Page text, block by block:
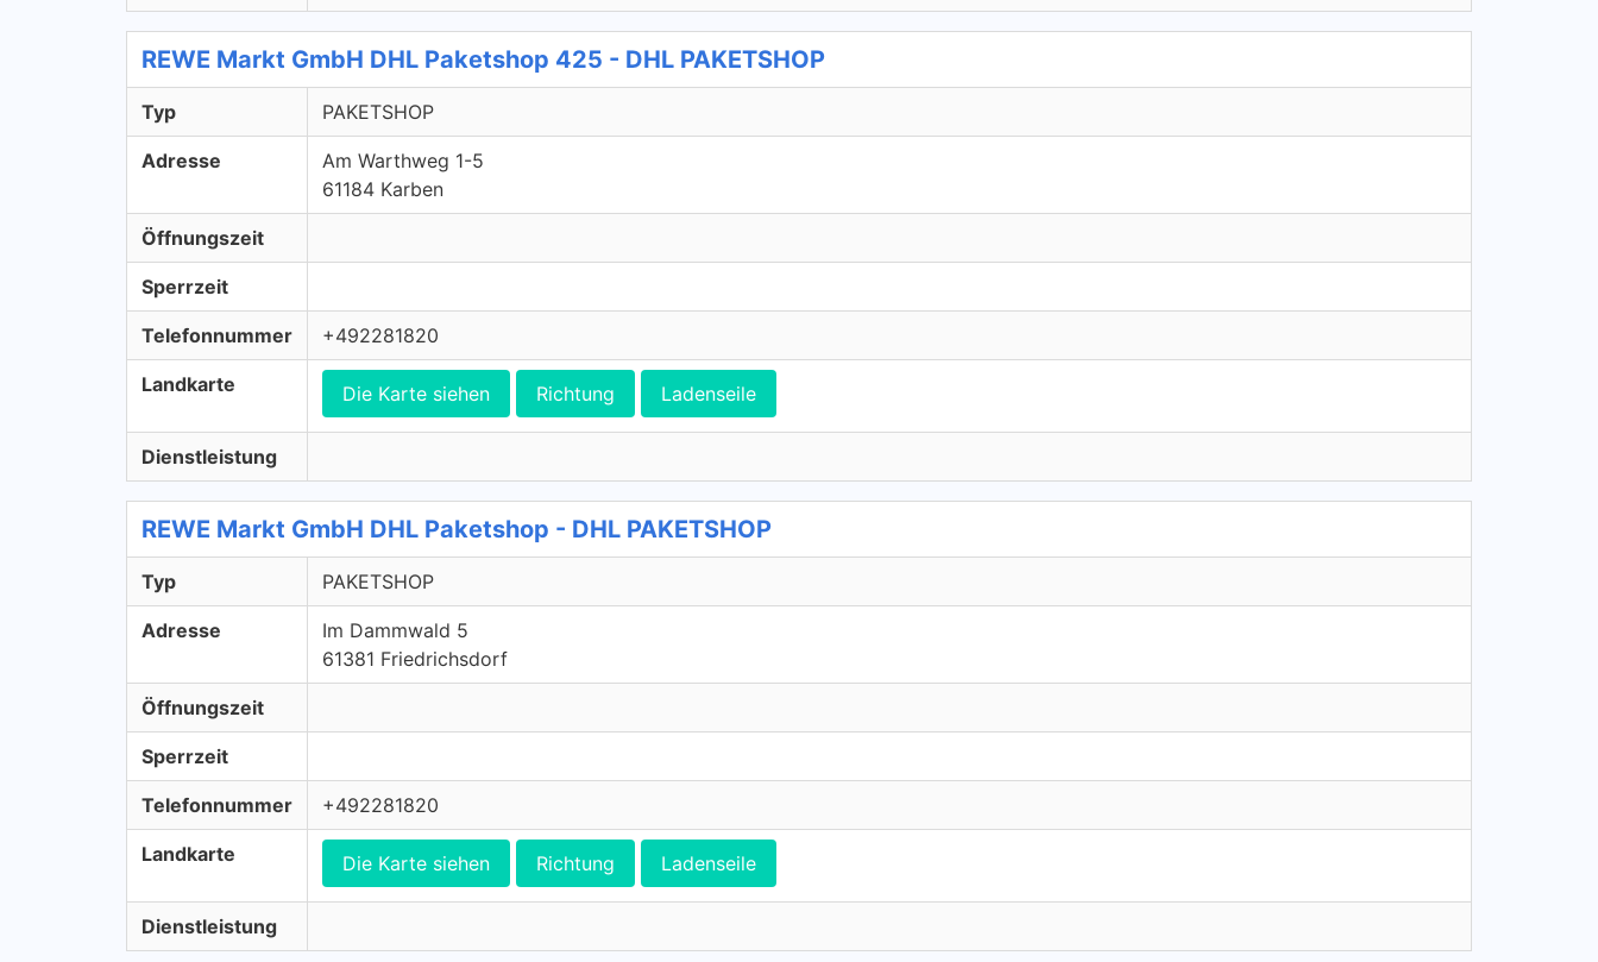
REWE Markt GmbH DHL Paketshop 425 - DHL PAKETSHOP
Typ PAKETSHOP
Adresse
Am Warthweg 1-5
61184 Karben
Öffnungszeit
Sperrzeit
Telefonnummer +492281820
Landkarte Die Karte siehen Richtung Ladenseile
Dienstleistung
REWE Markt GmbH DHL Paketshop - DHL PAKETSHOP
Typ PAKETSHOP
Adresse
Im Dammwald 5
61381 Friedrichsdorf
Öffnungszeit
Sperrzeit
Telefonnummer +492281820
Landkarte Die Karte siehen Richtung Ladenseile
Dienstleistung